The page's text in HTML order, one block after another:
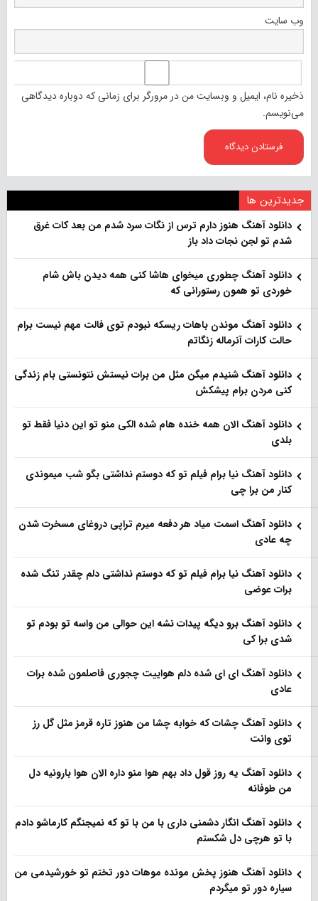
وب‌ سایت
ذخیره نام، ایمیل و وبسایت من در مرورگر برای زمانی که دوباره دیدگاهی
می‌نویسم.
جدیدترین ها
دانلود آهنگ هنو‌ز دارم ترس از نگات سرد شدم من بعد کات غرق
شدم تو لجن نجات داد باز
دانلود آهنگ چطوری میخوای هاشا کنی همه دیدن باش شام
خوردی تو همون رستورانی که
دانلود آهنگ موندن باهات ریسکه نبودم توی فالت مهم نیست برام
حالت کارات آنرماله زنگاتم
دانلود آهنگ شنیدم میگن مثل من برات نیستش نتونستی بام زندگی
کنی مردن برام پیشکش
دانلود آهنگ الان همه خنده هام شده الکی منو تو این دنیا فقط تو
بلدی
دانلود آهنگ نیا برام فیلم تو‌ که دوستم نداشتی بگو شب میموندی
کنار من برا چی
دانلود آهنگ اسمت میاد هر دفعه میرم تراپی دروغای مسخرت شدن
چه عادی
دانلود آهنگ نیا برام فیلم تو‌ که دوستم نداشتی دلم چقدر تنگ شده
برات عوضی
دانلود آهنگ برو دیگه پیدات نشه این حوالی من واسه تو‌ بودم تو
شدی برا کی
دانلود آهنگ ای ای شده دلم هواییت چجوری فاصلمون شده برات
عادی
دانلود آهنگ چشات که خوابه چشا من هنوز تاره قرمز مثل گل رز
توی وانت
دانلود آهنگ یه روز قول داد بهم هوا منو داره الان هوا بارونیه دل
من طوفانه
دانلود آهنگ انگار دشمنی داری با من با تو که نمیجنگم کارماشو دادم
با تو هرچی دل شکستم
دانلود آهنگ هنوز پخش مونده موهات دور تختم تو خورشیدمی من
سیاره دور تو میگردم